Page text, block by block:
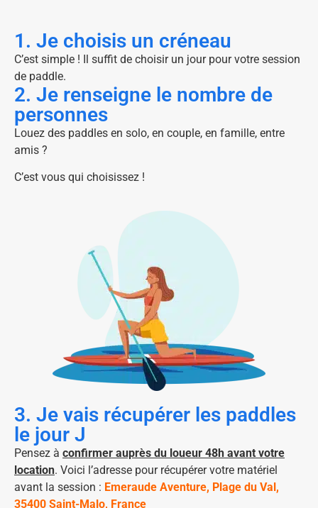
1. Je choisis un créneau
C’est simple ! Il suffit de choisir un jour pour votre session
de paddle.
2. Je renseigne le nombre de
personnes
Louez des paddles en solo, en couple, en famille, entre
amis ?
C’est vous qui choisissez !
3. Je vais récupérer les paddles
le jour J
Pensez à confirmer auprès du loueur 48h avant votre
location. Voici l’adresse pour récupérer votre matériel
avant la session : Emeraude Aventure, Plage du Val,
35400 Saint-Malo, France